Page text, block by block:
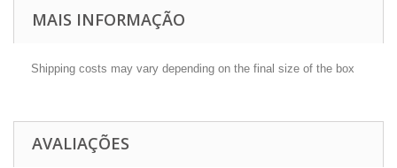
MAIS INFORMAÇÃO
Shipping costs may vary depending on the final size of the box
AVALIAÇÕES